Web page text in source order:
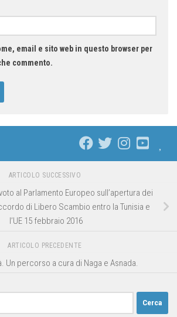
email e sito web in questo browser per
commento.
ARTICOLO SUCCESSIVO
al Parlamento Europeo sull’apertura dei
di Libero Scambio entro la Tunisia e
l’UE 15 febbraio 2016
ARTICOLO PRECEDENTE
Un percorso a cura di Naga e Asnada.